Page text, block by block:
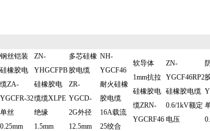
钢丝铠装
硅橡胶电
缆ZA-
YGCFR-32
单丝
0.25mm
ZN-
YHGCFPB
硅橡胶电
缆缆XLPE
绝缘
1.5mm
多芯硅橡
胶电缆
ZR-
YGCD-
2G外径
12.5mm
NH-
YGCF46
耐火硅橡
胶电缆
16A载流
25绞合
软导体
1mm抗拉
硅橡胶电
缆ZRN-
YGCRF46
ZN-
YGCF46RP2
硅橡胶电缆
0.6/1kV额定
电压